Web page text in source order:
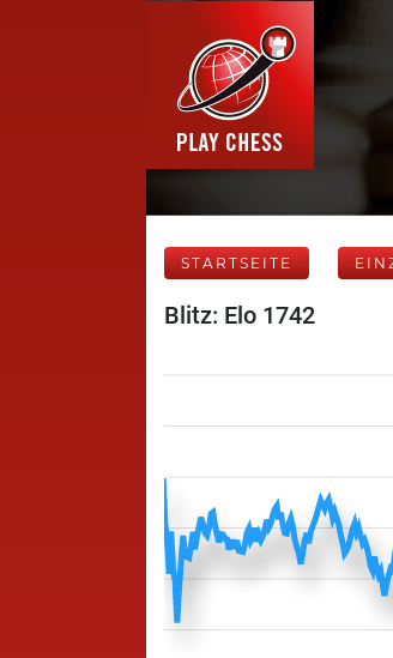
STARTSEITE
Blitz: Elo 1742